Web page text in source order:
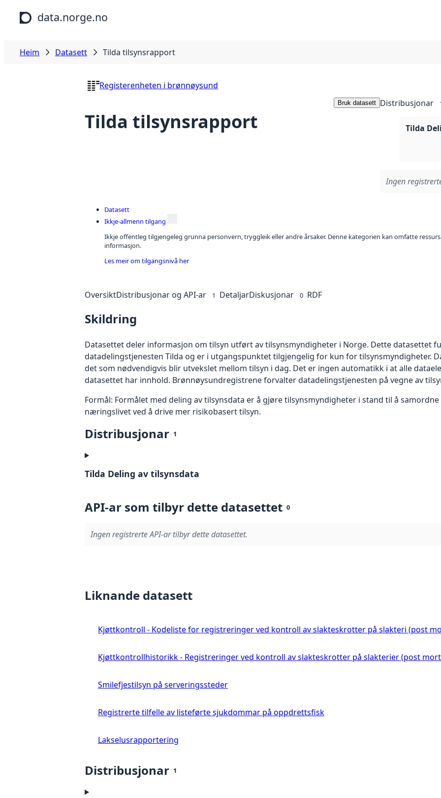
Hopp til hovudinnhald
data.norge.no
Heim Datasett Tilda tilsynsrapport
Registerenheten i brønnøysund
Tilda tilsynsrapport
Bruk datasett Distribusjonar
Tilda
Ingen
Datasett
Ikkje-allmenn tilgang
Ikkje offentleg tilgjengeleg grunna personvern, tryggleik eller andre årsaker. Denne kategorien kan omfatte
informasjon.
Les meir om tilgangsnivå her
OversiktDistribusjonar og API-ar 1 DetaljarDiskusjonar 0 RDF
Skildring
Datasettet deler informasjon om tilsyn utført av tilsynsmyndigheter i Norge. Dette datasettet
datadelingstjenesten Tilda og er i utgangspunktet tilgjengelig for kun for tilsynsmyndigheter.
det som nødvendigvis blir utvekslet mellom tilsyn i dag. Det er ingen automatikk i at alle
datasettet har innhold. Brønnøysundregistrene forvalter datadelingstjenesten på vegne av
Formål: Formålet med deling av tilsynsdata er å gjøre tilsynsmyndigheter i stand til å
næringslivet ved å drive mer risikobasert tilsyn.
Distribusjonar 1
Tilda Deling av tilsynsdata
API-ar som tilbyr dette datasettet 0
Ingen registrerte API-ar tilbyr dette datasettet.
Liknande datasett
Kjøttkontroll - Kodeliste for registreringer ved kontroll av slakteskrotter på slakteri (post
Kjøttkontrollhistorikk - Registreringer ved kontroll av slakteskrotter på slakterier (post
Smilefjestilsyn på serveringssteder
Registrerte tilfelle av listeførte sjukdommar på oppdrettsfisk
Lakselusrapportering
Distribusjonar 1